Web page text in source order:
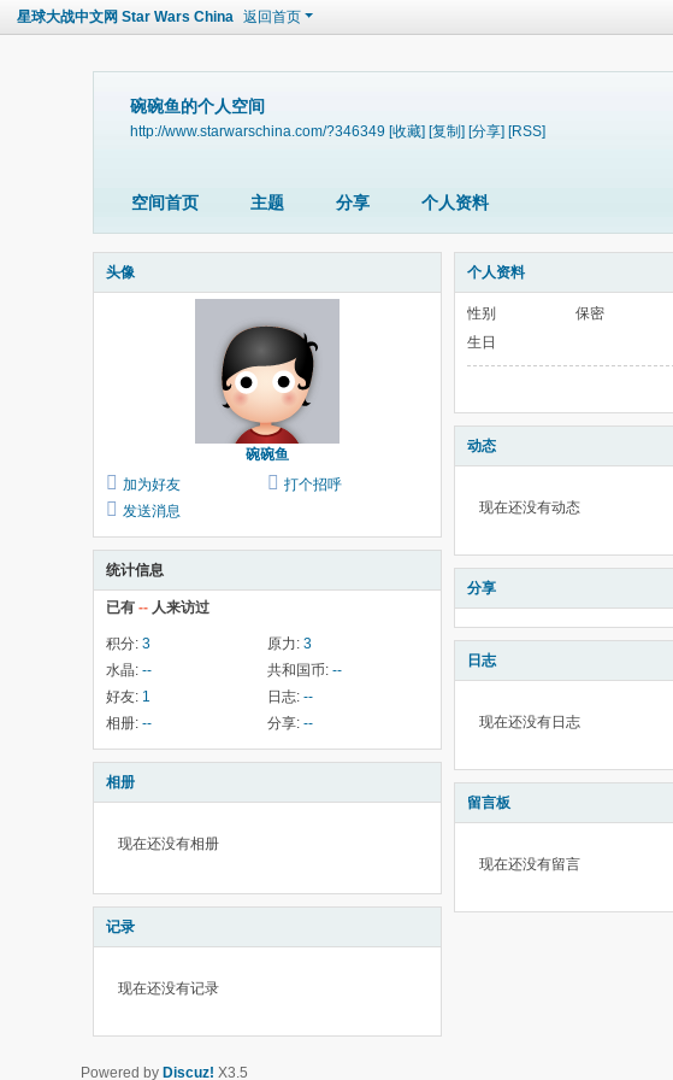
星球大战中文网 Star Wars China 返回首页
碗碗鱼的个人空间
http://www.starwarschina.com/?346349 [收藏] [复制] [分享] [RSS]
空间首页 主题 分享 个人资料
头像
碗碗鱼
加为好友
打个招呼
发送消息
统计信息
已有 -- 人来访过
积分: 3 原力: 3
水晶: -- 共和国币: --
好友: 1 日志: --
相册: -- 分享: --
相册
现在还没有相册
记录
现在还没有记录
个人资料
性别
保密
生日
动态
现在还没有动态
分享
日志
现在还没有日志
留言板
现在还没有留言
Powered by Discuz! X3.5